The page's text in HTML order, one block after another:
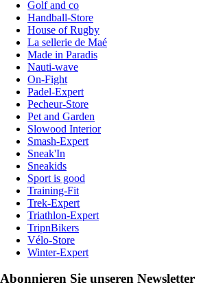
Golf and co
Handball-Store
House of Rugby
La sellerie de Maé
Made in Paradis
Nauti-wave
On-Fight
Padel-Expert
Pecheur-Store
Pet and Garden
Slowood Interior
Smash-Expert
Sneak'In
Sneakids
Sport is good
Training-Fit
Trek-Expert
Triathlon-Expert
TripnBikers
Vélo-Store
Winter-Expert
Abonnieren Sie unseren Newsletter